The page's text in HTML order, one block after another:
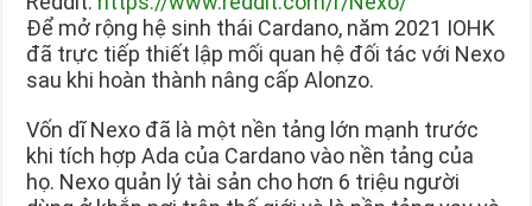
Để mở rộng hệ sinh thái Cardano, năm 2021 IOHK
đã trực tiếp thiết lập mối quan hệ đối tác với Nexo
sau khi hoàn thành nâng cấp Alonzo.
Vốn dĩ Nexo đã là một nền tảng lớn mạnh trước
khi tích hợp Ada của Cardano vào nền tảng của
họ. Nexo quản lý tài sản cho hơn 6 triệu người